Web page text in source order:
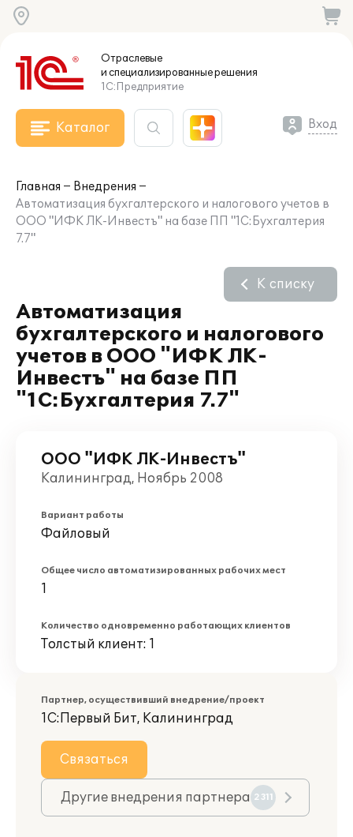
Отраслевые
и специализированныерешения
1С:Предприятие
Каталог Вход
Главная
Внедрения
Автоматизация бухгалтерского и налогового учетов в
ООО "ИФК ЛК-Инвестъ" на базе ПП "1С:Бухгалтерия
7.7"
Автоматизация
бухгалтерского и налогового
учетов в ООО "ИФК ЛК-
Инвестъ" на базе ПП
"1С:Бухгалтерия 7.7"
К списку
ООО "ИФК ЛК-Инвестъ"
Калининград, Ноябрь 2008
Вариант работы
Файловый
Общее число автоматизированных рабочих мест
1
Количество одновременно работающих клиентов
Толстый клиент: 1
Партнер, осуществивший внедрение/проект
1С:Первый Бит, Калининград
Связаться
Другие внедрения партнера 2311